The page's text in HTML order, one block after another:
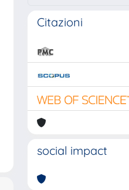
Citazioni
social impact